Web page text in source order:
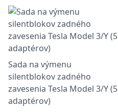
Sada na výmenu
silentblokov zadného
zavesenia Tesla Model 3/Y (5
adaptérov)